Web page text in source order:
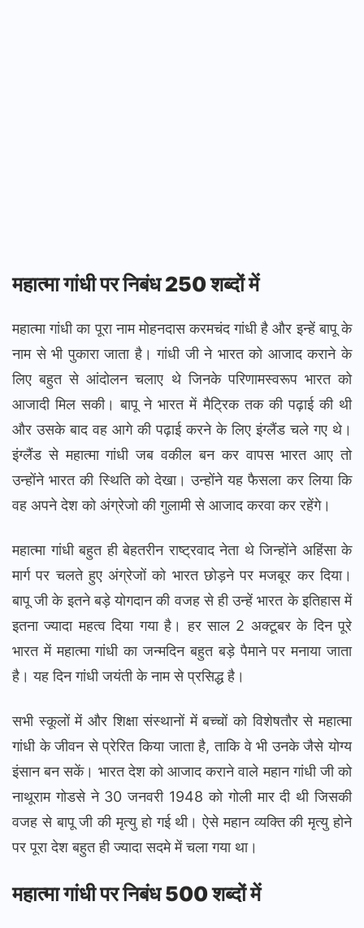
महात्मा गांधी पर निबंध 250 शब्दों में
महात्मा गांधी का पूरा नाम मोहनदास करमचंद गांधी है और इन्हें बापू के
नाम से भी पुकारा जाता है। गांधी जी ने भारत को आजाद कराने के
लिए बहुत से आंदोलन चलाए थे जिनके परिणामस्वरूप भारत को
आजादी मिल सकी। बापू ने भारत में मैट्रिक तक की पढ़ाई की थी
और उसके बाद वह आगे की पढ़ाई करने के लिए इंग्लैंड चले गए थे।
इंग्लैंड से महात्मा गांधी जब वकील बन कर वापस भारत आए तो
उन्होंने भारत की स्थिति को देखा। उन्होंने यह फैसला कर लिया कि
वह अपने देश को अंग्रेजो की गुलामी से आजाद करवा कर रहेंगे।
महात्मा गांधी बहुत ही बेहतरीन राष्ट्रवाद नेता थे जिन्होंने अहिंसा के
मार्ग पर चलते हुए अंग्रेजों को भारत छोड़ने पर मजबूर कर दिया।
बापू जी के इतने बड़े योगदान की वजह से ही उन्हें भारत के इतिहास में
इतना ज्यादा महत्व दिया गया है। हर साल 2 अक्टूबर के दिन पूरे
भारत में महात्मा गांधी का जन्मदिन बहुत बड़े पैमाने पर मनाया जाता
है। यह दिन गांधी जयंती के नाम से प्रसिद्ध है।
सभी स्कूलों में और शिक्षा संस्थानों में बच्चों को विशेषतौर से महात्मा
गांधी के जीवन से प्रेरित किया जाता है, ताकि वे भी उनके जैसे योग्य
इंसान बन सकें। भारत देश को आजाद कराने वाले महान गांधी जी को
नाथूराम गोडसे ने 30 जनवरी 1948 को गोली मार दी थी जिसकी
वजह से बापू जी की मृत्यु हो गई थी। ऐसे महान व्यक्ति की मृत्यु होने
पर पूरा देश बहुत ही ज्यादा सदमे में चला गया था।
महात्मा गांधी पर निबंध 500 शब्दों में